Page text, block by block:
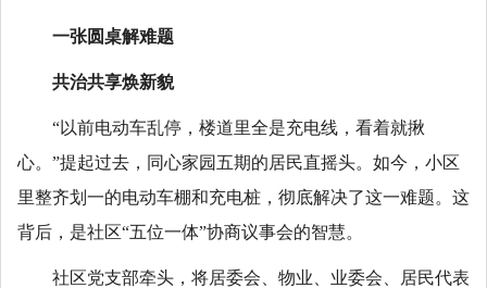
一张圆桌解难题
共治共享焕新貌
“以前电动车乱停，楼道里全是充电线，看着就揪
心。”提起过去，同心家园五期的居民直摇头。如今，小区
里整齐划一的电动车棚和充电桩，彻底解决了这一难题。这
背后，是社区“五位一体”协商议事会的智慧。
社区党支部牵头，将居委会、物业、业委会、居民代表